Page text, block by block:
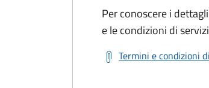
Per conoscere i
e le condizioni di
Termini e condizioni